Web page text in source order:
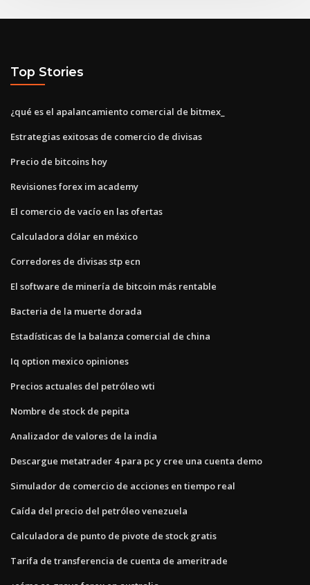
Top Stories
¿qué es el apalancamiento comercial de bitmex_
Estrategias exitosas de comercio de divisas
Precio de bitcoins hoy
Revisiones forex im academy
El comercio de vacío en las ofertas
Calculadora dólar en méxico
Corredores de divisas stp ecn
El software de minería de bitcoin más rentable
Bacteria de la muerte dorada
Estadísticas de la balanza comercial de china
Iq option mexico opiniones
Precios actuales del petróleo wti
Nombre de stock de pepita
Analizador de valores de la india
Descargue metatrader 4 para pc y cree una cuenta demo
Simulador de comercio de acciones en tiempo real
Caída del precio del petróleo venezuela
Calculadora de punto de pivote de stock gratis
Tarifa de transferencia de cuenta de ameritrade